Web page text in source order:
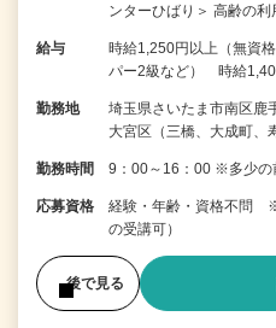
ンターひばり＞ 高齢の利
給与
時給1,250円以上（無資
パー2級など） 時給
勤務地
埼玉県さいたま市南区鹿
大宮区（三橋、大成町、
勤務時間 9：00～16：00 ※多少
応募資格
経験・年齢・資格不問
の受講可）
後で見る